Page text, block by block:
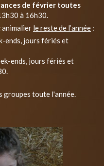
de février toutes
à 16h30.
animalier le reste de l’année :
ends, jours fériés et
ends, jours fériés et
groupes toute l'année.